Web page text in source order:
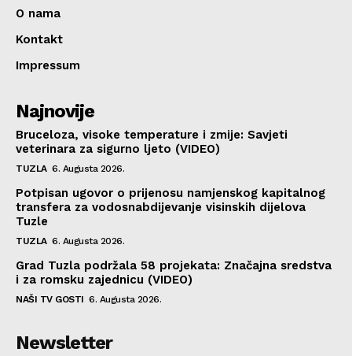
O nama
Kontakt
Impressum
Najnovije
Bruceloza, visoke temperature i zmije: Savjeti
veterinara za sigurno ljeto (VIDEO)
TUZLA 6. Augusta 2026.
Potpisan ugovor o prijenosu namjenskog kapitalnog
transfera za vodosnabdijevanje visinskih dijelova
Tuzle
TUZLA 6. Augusta 2026.
Grad Tuzla podržala 58 projekata: Značajna sredstva
i za romsku zajednicu (VIDEO)
NAŠI TV GOSTI 6. Augusta 2026.
Newsletter